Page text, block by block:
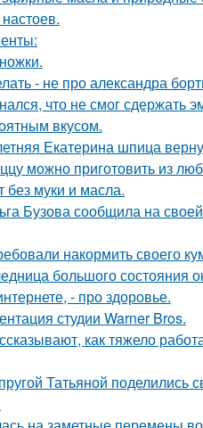
- не про александра
что не смог
вкусом.
Екатерина шпица
можно приготовить из
муки и масла.
Бузова сообщила на своей
накормить своего
большого состояния
- про здоровье.
студии Warner Bros.
как тяжело
Татьяной